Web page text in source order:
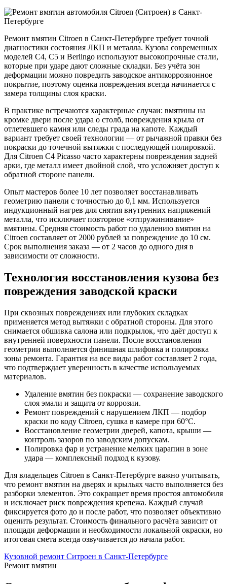
Ремонт вмятин Citroen в Санкт-Петербурге требует точной
диагностики состояния ЛКП и металла. Кузова современных
моделей C4, C5 и Berlingo используют высокопрочные стали,
которые при ударе дают сложные складки. Без учёта зон
деформации можно повредить заводское антикоррозионное
покрытие, поэтому оценка повреждения всегда начинается с
замера толщины слоя краски.
В практике встречаются характерные случаи: вмятины на
кромке двери после удара о столб, повреждения крыла от
отлетевшего камня или следы града на капоте. Каждый
вариант требует своей технологии — от рычажной правки без
покраски до точечной вытяжки с последующей полировкой.
Для Citroen C4 Picasso часто характерны повреждения задней
арки, где металл имеет двойной слой, что усложняет доступ к
обратной стороне панели.
Опыт мастеров более 10 лет позволяет восстанавливать
геометрию панели с точностью до 0,1 мм. Используется
индукционный нагрев для снятия внутренних напряжений
металла, что исключает повторное «отпружинивание»
вмятины. Средняя стоимость работ по удалению вмятин на
Citroen составляет от 2000 рублей за повреждение до 10 см.
Срок выполнения заказа — от 2 часов до одного дня в
зависимости от сложности.
Технология восстановления кузова без
повреждения заводской краски
При сквозных повреждениях или глубоких складках
применяется метод вытяжки с обратной стороны. Для этого
снимается обшивка салона или подкрылок, что даёт доступ к
внутренней поверхности панели. После восстановления
геометрии выполняется финишная шлифовка и полировка
зоны ремонта. Гарантия на все виды работ составляет 2 года,
что подтверждает уверенность в качестве используемых
материалов.
Удаление вмятин без покраски — сохранение заводского
слоя эмали и защита от коррозии.
Ремонт повреждений с нарушением ЛКП — подбор
краски по коду Citroen, сушка в камере при 60°C.
Восстановление геометрии дверей, капота, крыши —
контроль зазоров по заводским допускам.
Полировка фар и устранение мелких царапин в зоне
удара — комплексный подход к кузову.
Для владельцев Citroen в Санкт-Петербурге важно учитывать,
что ремонт вмятин на дверях и крыльях часто выполняется без
разборки элементов. Это сокращает время простоя автомобиля
и исключает риск повреждения крепежа. Каждый случай
фиксируется фото до и после работ, что позволяет объективно
оценить результат. Стоимость финального расчёта зависит от
площади деформации и необходимости локальной окраски, но
итоговая смета всегда озвучивается до начала работ.
Кузовной ремонт Ситроен в Санкт-Петербурге
Ремонт вмятин